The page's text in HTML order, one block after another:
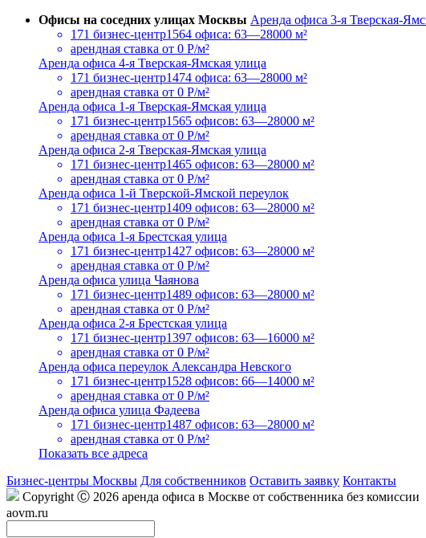
Офисы на соседних улицах Москвы Аренда офиса 3-я Тверская-
171 бизнес-центр1564 офиса: 63—28000 м²
арендная ставка от 0 Р/м²
Аренда офиса 4-я Тверская-Ямская улица
171 бизнес-центр1474 офиса: 63—28000 м²
арендная ставка от 0 Р/м²
Аренда офиса 1-я Тверская-Ямская улица
171 бизнес-центр1565 офисов: 63—28000 м²
арендная ставка от 0 Р/м²
Аренда офиса 2-я Тверская-Ямская улица
171 бизнес-центр1465 офисов: 63—28000 м²
арендная ставка от 0 Р/м²
Аренда офиса 1-й Тверской-Ямской переулок
171 бизнес-центр1409 офисов: 63—28000 м²
арендная ставка от 0 Р/м²
Аренда офиса 1-я Брестская улица
171 бизнес-центр1427 офисов: 63—28000 м²
арендная ставка от 0 Р/м²
Аренда офиса улица Чаянова
171 бизнес-центр1489 офисов: 63—28000 м²
арендная ставка от 0 Р/м²
Аренда офиса 2-я Брестская улица
171 бизнес-центр1397 офисов: 63—16000 м²
арендная ставка от 0 Р/м²
Аренда офиса переулок Александра Невского
171 бизнес-центр1528 офисов: 66—14000 м²
арендная ставка от 0 Р/м²
Аренда офиса улица Фадеева
171 бизнес-центр1487 офисов: 63—28000 м²
арендная ставка от 0 Р/м²
Показать все адреса
Бизнес-центры Москвы Для собственников Оставить заявку Контакты
Copyright Ⓒ 2026 аренда офиса в Москве от собственника без комиссии
aovm.ru